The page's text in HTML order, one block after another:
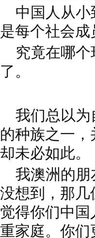
中国人从小
是每个社会
究竟在哪个
了。
我们总以为
的种族之一
却未必如此。
我澳洲的朋
没想到，那几
觉得你们中
重家庭。你们